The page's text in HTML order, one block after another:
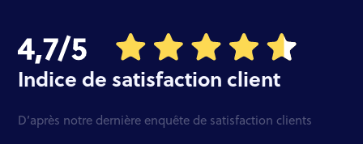
Indice de satisfaction client
D’après notre dernière enquête de satisfaction clients